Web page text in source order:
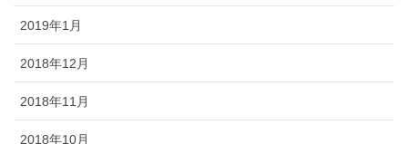
2019年1月
2018年12月
2018年11月
2018年10月